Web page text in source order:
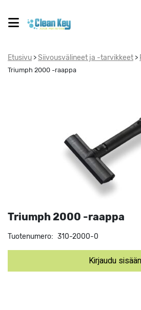
Etusivu > Siivousvälineet ja -tarvikkeet >
Triumph 2000 -raappa
Triumph 2000 -raappa
Tuotenumero: 310-2000-0
Kirjaudu sisään